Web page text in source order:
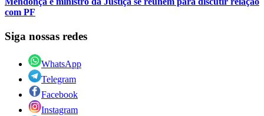
com PF
Siga nossas redes
WhatsApp
Telegram
Facebook
Instagram